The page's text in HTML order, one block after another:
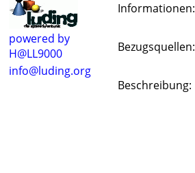
powered by
H@LL9000
info@luding.org
Informationen:
Bezugsquellen:
Beschreibung: